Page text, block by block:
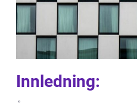
Innledning: